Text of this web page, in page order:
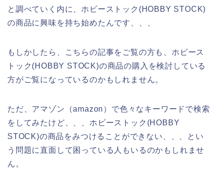
と調べていく内に、ホビーストック(HOBBY STOCK)
の商品に興味を持ち始めたんです、、、
もしかしたら、こちらの記事をご覧の方も、ホビース
トック(HOBBY STOCK)の商品の購入を検討している
方がご覧になっているのかもしれません。
ただ、アマゾン（amazon）で色々なキーワードで検索
をしてみたけど、、、ホビーストック(HOBBY
STOCK)の商品をみつけることができない、、、とい
う問題に直面して困っている人もいるのかもしれませ
ん。